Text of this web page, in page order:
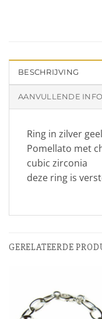
BESCHRIJVING
AANVULLENDE
Ring in zilver
Pomellato met
cubic zirconia
deze ring is
GERELATEERDE